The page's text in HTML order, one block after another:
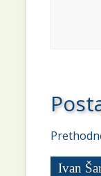
Ivan